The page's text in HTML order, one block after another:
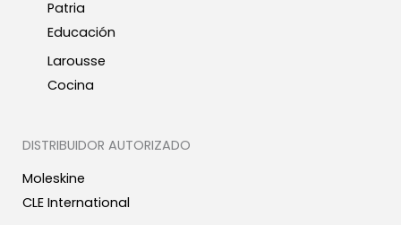
Patria
Educación
Larousse
Cocina
DISTRIBUIDOR AUTORIZADO
Moleskine
CLE International